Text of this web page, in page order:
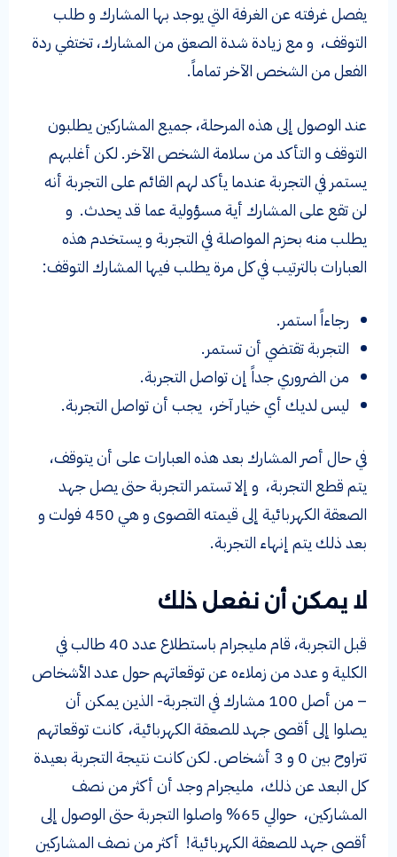
يفصل غرفته عن الغرفة التي يوجد بها المشارك و طلب
التوقف، و مع زيادة شدة الصعق من المشارك، تختفي ردة
الفعل من الشخص الآخر تماماً.
عند الوصول إلى هذه المرحلة، جميع المشاركين يطلبون
التوقف و التأكد من سلامة الشخص الآخر. لكن أغلبهم
يستمر في التجربة عندما يأكد لهم القائم على التجربة أنه
لن تقع على المشارك أية مسؤولية عما قد يحدث. و
يطلب منه بحزم المواصلة في التجربة و يستخدم هذه
العبارات بالترتيب في كل مرة يطلب فيها المشارك التوقف:
رجاءاً استمر.
التجربة تقتضي أن تستمر.
من الضروري جداً إن تواصل التجربة.
ليس لديك أي خيار آخر، يجب أن تواصل التجربة.
في حال أصر المشارك بعد هذه العبارات على أن يتوقف،
يتم قطع التجربة، و إلا تستمر التجربة حتى يصل جهد
الصعقة الكهربائية إلى قيمته القصوى و هي 450 فولت و
بعد ذلك يتم إنهاء التجربة.
لا يمكن أن نفعل ذلك
قبل التجربة، قام مليجرام باستطلاع عدد 40 طالب في
الكلية و عدد من زملاءه عن توقعاتهم حول عدد الأشخاص
– من أصل 100 مشارك في التجربة- الذين يمكن أن
يصلوا إلى أقصى جهد للصعقة الكهربائية، كانت توقعاتهم
تتراوح بين 0 و 3 أشخاص. لكن كانت نتيجة التجربة بعيدة
كل البعد عن ذلك، مليجرام وجد أن أكثر من نصف
المشاركين، حوالي 65% واصلوا التجربة حتى الوصول إلى
أقصى جهد للصعقة الكهربائية! أكثر من نصف المشاركين